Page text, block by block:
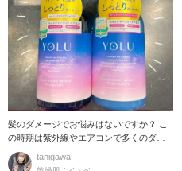
髪のダメージでお悩みはないですか？ こ
の時期は紫外線やエアコンで多くのダメ
ージを受けてし
tanigawa